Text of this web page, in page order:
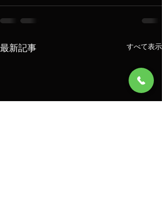
最新記事 すべて表示